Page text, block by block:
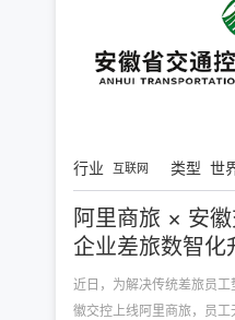
行业 互联网 类型 世
阿里商旅 × 安
企业差旅数智化
近日，为解决传统差旅员
徽交控上线阿里商旅，员